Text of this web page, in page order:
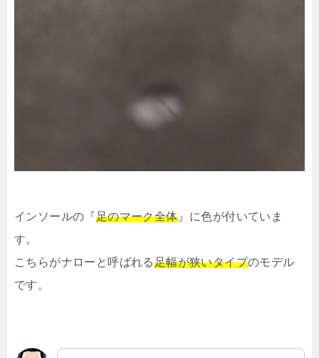
インソールの『足のマーク全体』に色が付いていま
す。
こちらがナローと呼ばれる足幅が狭いタイプのモデル
です。